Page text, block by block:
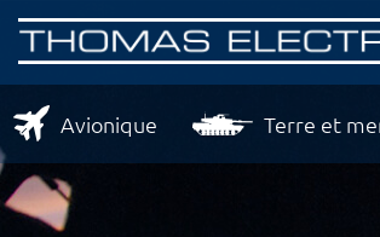
Avionique Terre et